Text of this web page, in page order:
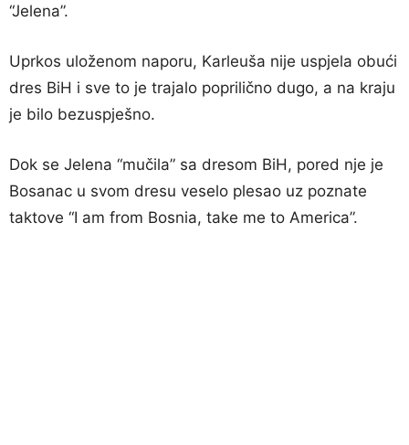
“Jelena”.
Uprkos uloženom naporu, Karleuša nije uspjela obući
dres BiH i sve to je trajalo poprilično dugo, a na kraju
je bilo bezuspješno.
Dok se Jelena “mučila” sa dresom BiH, pored nje je
Bosanac u svom dresu veselo plesao uz poznate
taktove “I am from Bosnia, take me to America”.